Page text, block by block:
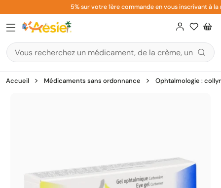
au
contenu
5% sur votre 1ère commande en vous inscrivant à la
Accueil Médicaments sans ordonnance Ophtalmologie :